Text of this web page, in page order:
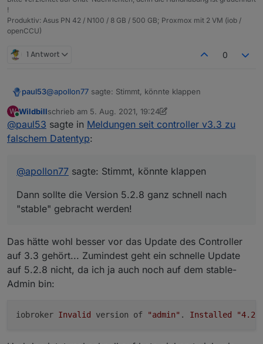
!
Produktiv: Asus PN 42 / N100 / 8 GB / 500 GB; Proxmox mit 2 VM (iob /
openCCU)
1 Antwort 0
paul53@apollon77 sagte: Stimmt, könnte klappen
Dann sollte die Version 5.2.8 ganz schnell nach "stable"
gebracht werden!
W
Online
Wildbillschrieb am 5. Aug. 2021, 19:24
zuletzt editiert von Wildbill8. Mai 2021, 21:24
@paul53 sagte in Meldungen seit controller v3.3 zu
falschem Datentyp:
@apollon77 sagte: Stimmt, könnte klappen
Dann sollte die Version 5.2.8 ganz schnell nach
"stable" gebracht werden!
Das hätte wohl besser vor das Update des Controller
auf 3.3 gehört... Zumindest geht ein schnelle Update
auf 5.2.8 nicht, da ich ja auch noch auf dem stable-
Admin bin:
iobroker Invalid version of "admin" . Installed